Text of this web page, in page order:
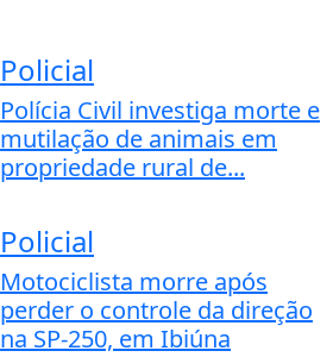
Policial
Polícia Civil investiga morte e
mutilação de animais em
propriedade rural de...
Policial
Motociclista morre após
perder o controle da direção
na SP-250, em Ibiúna